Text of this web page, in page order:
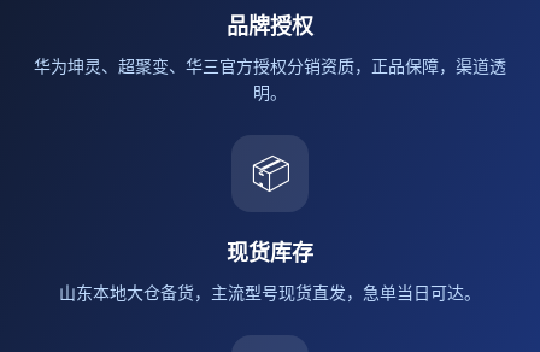
品牌授权
华为坤灵、超聚变、华三官方授权分销资质，正品保障，渠道透
明。
📦
现货库存
山东本地大仓备货，主流型号现货直发，急单当日可达。